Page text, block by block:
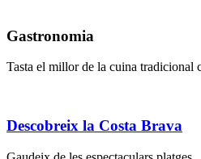
Gastronomia
Tasta el millor de la cuina tradicional
Descobreix la Costa Brava